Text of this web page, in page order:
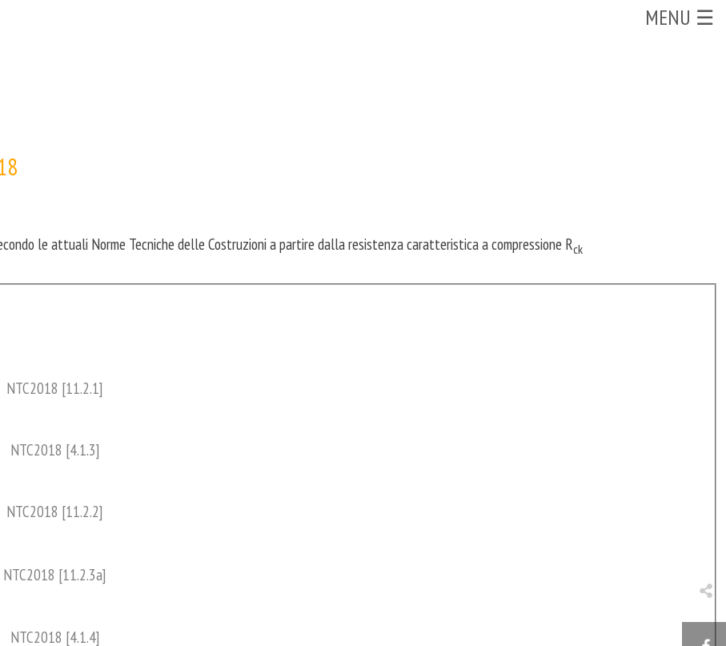
MENU ☰
le attuali Norme Tecniche delle Costruzioni a partire dalla resistenza caratteristica a compressione Rck
NTC2018 [11.2.1]
NTC2018 [4.1.3]
NTC2018 [11.2.2]
NTC2018 [11.2.3a]
NTC2018 [4.1.4]